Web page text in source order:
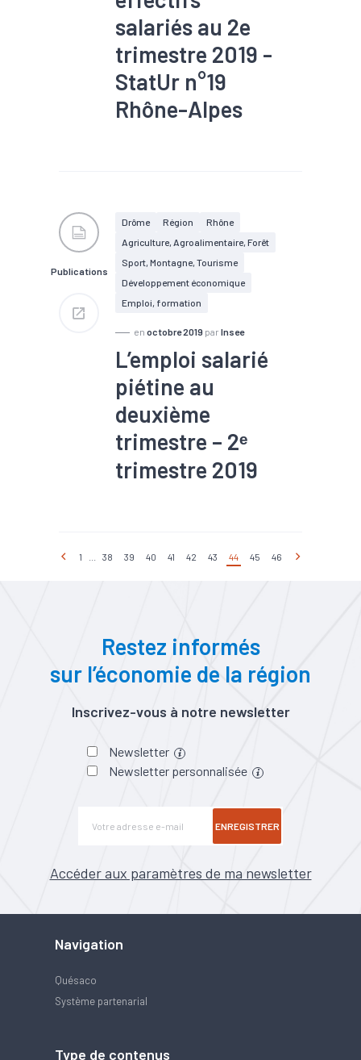
salariés au 2e
trimestre 2019 -
StatUr n°19
Rhône-Alpes
#Embauche
#Emploi
#Industrie
#Informatique
#Interim
#Métallurgie
#Pharmacie
#Plasturgie
#Services
Publications
Drôme Région
Rhône
Agriculture, Agroalimentaire, Forêt
Sport, Montagne, Tourisme
Développement économique
Emploi, formation
en octobre 2019 par Insee
L’emploi salarié
piétine au
deuxième
trimestre – 2ᵉ
trimestre 2019
#Démographie
#Emploi
#Emploi saisonnier
#Entrepreneuriat
1 38 39 40 41 42 43 44 45 46
Restez informés
sur l’économie de la région
Inscrivez-vous à notre newsletter
Newsletter
Newsletter personnalisée
ENREGISTRER
Accéder aux paramètres de ma newsletter
Navigation
Quésaco
Système partenarial
Type de contenus